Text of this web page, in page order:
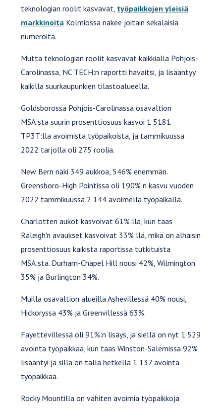
teknologian roolit kasvavat, työpaikkojen yleisiä
markkinoita Kolmiossa näkee joitain sekalaisia
numeroita.
Mutta teknologian roolit kasvavat kaikkialla Pohjois-
Carolinassa, NC TECH:n raportti havaitsi, ja lisääntyy
kaikilla suurkaupunkien tilastoalueella.
Goldsborossa Pohjois-Carolinassa osavaltion
MSA:sta suurin prosenttiosuus kasvoi 1 5181
TP3T:lla avoimista työpaikoista, ja tammikuussa
2022 tarjolla oli 275 roolia.
New Bern näki 349 aukkoa, 546% enemmän.
Greensboro-High Pointissa oli 190%:n kasvu vuoden
2022 tammikuussa 2 144 avoimella työpaikalla.
Charlotten aukot kasvoivat 61%:llä, kun taas
Raleigh'n avaukset kasvoivat 33%:llä, mikä on alhaisin
prosenttiosuus kaikista raportissa tutkituista
MSA:sta. Durham-Chapel Hill nousi 42%, Wilmington
35% ja Burlington 34%.
Muilla osavaltion alueilla Ashevillessä 40% nousi,
Hickoryssa 43% ja Greenvillessä 63%.
Fayettevillessä oli 91%:n lisäys, ja siellä on nyt 1 529
avointa työpaikkaa, kun taas Winston-Salemissa 92%
lisääntyi ja sillä on tällä hetkellä 1 137 avointa
työpaikkaa.
Rocky Mountilla on vähiten avoimia työpaikkoja